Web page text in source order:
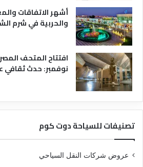
أشهر الاتفاقات
والحربية في شرم
افتتاح المتحف
نوفمبر: حدث ثقافي
تصنيفات للسياحة دوت كوم
عروض شركات النقل السياحي